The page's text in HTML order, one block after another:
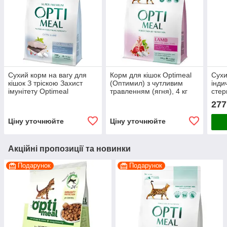
Сухий корм на вагу для
кішок З тріскою Захист
імунітету Optimeal
Ціну уточнюйте
Корм для кішок Optimeal
(Оптимил) з чутливим
травленням (ягня), 4 кг
Ціну уточнюйте
кг
277
Акційні пропозиції та новинки
Подарунок Подарунок